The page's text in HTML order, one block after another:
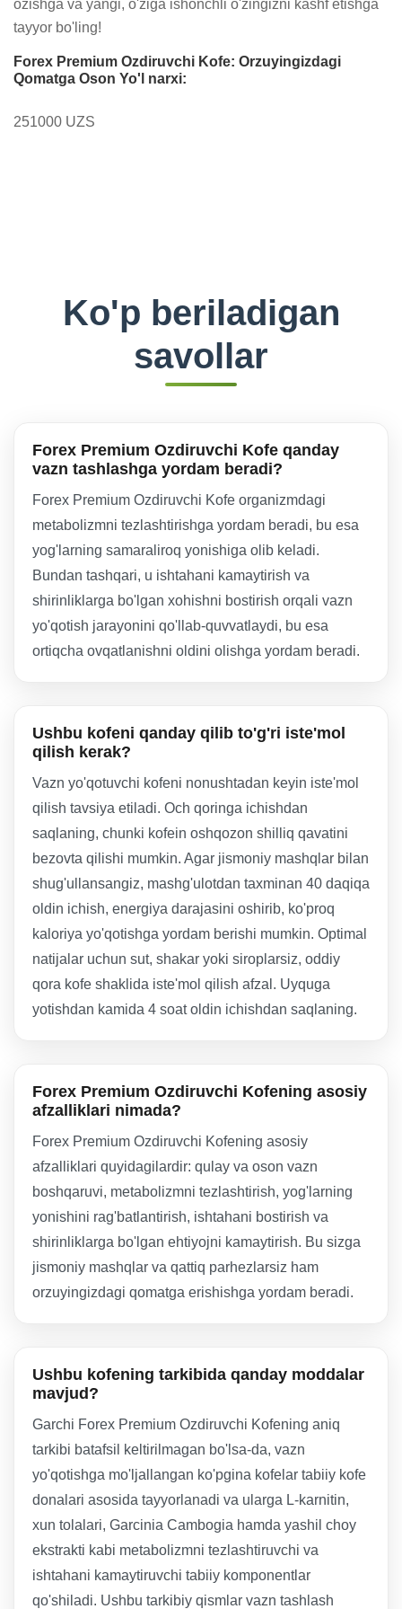
ozishga va yangi, o'ziga ishonchli o'zingizni kashf etishga
tayyor bo'ling!
Forex Premium Ozdiruvchi Kofe: Orzuyingizdagi
Qomatga Oson Yo'l narxi:
251000 UZS
Ko'p beriladigan
savollar
Forex Premium Ozdiruvchi Kofe qanday
vazn tashlashga yordam beradi?
Forex Premium Ozdiruvchi Kofe organizmdagi
metabolizmni tezlashtirishga yordam beradi, bu esa
yog'larning samaraliroq yonishiga olib keladi.
Bundan tashqari, u ishtahani kamaytirish va
shirinliklarga bo'lgan xohishni bostirish orqali vazn
yo'qotish jarayonini qo'llab-quvvatlaydi, bu esa
ortiqcha ovqatlanishni oldini olishga yordam beradi.
Ushbu kofeni qanday qilib to'g'ri iste'mol
qilish kerak?
Vazn yo'qotuvchi kofeni nonushtadan keyin iste'mol
qilish tavsiya etiladi. Och qoringa ichishdan
saqlaning, chunki kofein oshqozon shilliq qavatini
bezovta qilishi mumkin. Agar jismoniy mashqlar bilan
shug'ullansangiz, mashg'ulotdan taxminan 40 daqiqa
oldin ichish, energiya darajasini oshirib, ko'proq
kaloriya yo'qotishga yordam berishi mumkin. Optimal
natijalar uchun sut, shakar yoki siroplarsiz, oddiy
qora kofe shaklida iste'mol qilish afzal. Uyquga
yotishdan kamida 4 soat oldin ichishdan saqlaning.
Forex Premium Ozdiruvchi Kofening asosiy
afzalliklari nimada?
Forex Premium Ozdiruvchi Kofening asosiy
afzalliklari quyidagilardir: qulay va oson vazn
boshqaruvi, metabolizmni tezlashtirish, yog'larning
yonishini rag'batlantirish, ishtahani bostirish va
shirinliklarga bo'lgan ehtiyojni kamaytirish. Bu sizga
jismoniy mashqlar va qattiq parhezlarsiz ham
orzuyingizdagi qomatga erishishga yordam beradi.
Ushbu kofening tarkibida qanday moddalar
mavjud?
Garchi Forex Premium Ozdiruvchi Kofening aniq
tarkibi batafsil keltirilmagan bo'lsa-da, vazn
yo'qotishga mo'ljallangan ko'pgina kofelar tabiiy kofe
donalari asosida tayyorlanadi va ularga L-karnitin,
xun tolalari, Garcinia Cambogia hamda yashil choy
ekstrakti kabi metabolizmni tezlashtiruvchi va
ishtahani kamaytiruvchi tabiiy komponentlar
qo'shiladi. Ushbu tarkibiy qismlar vazn tashlash